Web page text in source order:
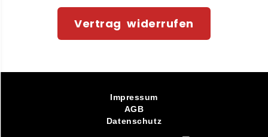
Vertrag widerrufen
Impressum
AGB
Datenschutz